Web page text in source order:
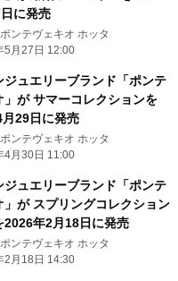
に発売
ンテヴェキオ ホッタ
5月27日 12:00
ジュエリーブランド「ポンテ
」が サマーコレクションを
29日に発売
ンテヴェキオ ホッタ
4月30日 11:00
ジュエリーブランド「ポンテ
」が スプリングコレクション
2026年2月18日に発売
ンテヴェキオ ホッタ
2月18日 14:30